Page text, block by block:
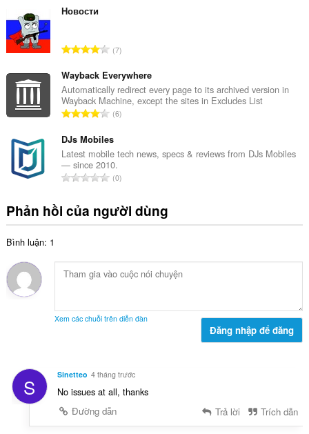
h
ạ
n
g
:
ố
ế
p
h
ạ
n
g
:
Новости
T
n
g
s
ố
ế
p
h
ạ
g
:
7
Wayback Everywhere
Automatically redirect every page to its archived version in
Wayback Machine, except the sites in Excludes List
T
n
g
s
ố
ế
p
n
g
6
DJs Mobiles
Latest mobile tech news, specs & reviews from DJs Mobiles
— since 2010.
T
g
x
ế
ạ
0
Phản hồi của người dùng
Bình luận: 1
Xem các chuỗi trên diễn đàn
Đăng nhập để đăng
S Sinetteo 4 tháng trước
No issues at all, thanks
Đường dẫn
Trả lời Trích dẫn